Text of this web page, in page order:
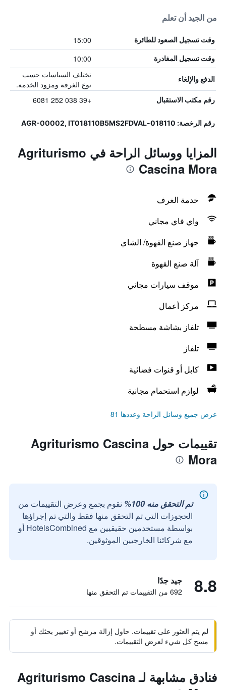
من الجيد أن تعلم
وقت تسجيل الصعود للطائرة 15:00
وقت تسجيل المغادرة 10:00
الدفع والإلغاء
تختلف السياسات حسب
نوع الغرفة ومزود الخدمة.
رقم مكتب الاستقبال +39 038 252 6081
رقم الرخصة: 018110-AGR-00002, IT018110B5MS2FDVAL
المزايا ووسائل الراحة في Agriturismo
Cascina Mora
خدمة الغرف
واي فاي مجاني
جهاز صنع القهوة/ الشاي
آلة صنع القهوة
موقف سيارات مجاني
مركز أعمال
تلفاز بشاشة مسطحة
تلفاز
كابل أو قنوات فضائية
لوازم استحمام مجانية
عرض جميع وسائل الراحة وعددها 81
تقييمات حول Agriturismo Cascina
Mora
تم التحقق منه 100%
نقوم بجمع وعرض التقييمات من
الحجوزات التي تم التحقق منها فقط والتي تم إجراؤها
بواسطة مستخدمين حقيقيين مع HotelsCombined أو
مع شركائنا الخارجيين الموثوقين.
8.8 جيد جدًا
692 من التقييمات تم التحقق منها
لم يتم العثور على تقييمات. حاول إزالة مرشح أو تغيير بحثك أو
مسح كل شيء لعرض التقييمات.
فنادق مشابهة لـ Agriturismo Cascina